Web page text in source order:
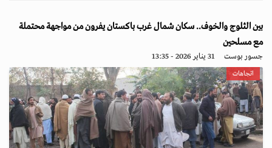
بين الثلوج والخوف.. سكان شمال غرب باكستان يفرون من مواجهة محتملة
مع مسلحين
جسور بوست 31 يناير 2026 - 13:35
اتجاهات